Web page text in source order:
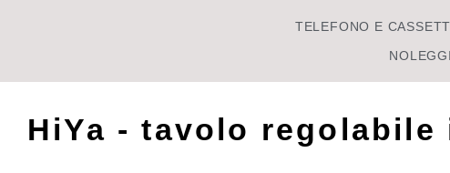
TELEFONO E
HiYa - tavolo